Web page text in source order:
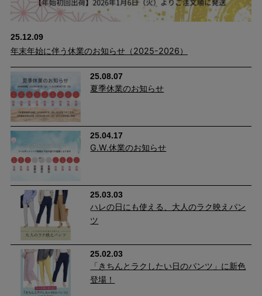
25.12.09
年末年始に伴う休業のお知らせ（2025-2026）
25.08.07
夏季休業のお知らせ
25.04.17
G.W.休業のお知らせ
25.03.03
ハレの日にも使える、大人のラク映えパン
ツ
25.02.03
「きちんとラクしたい日のパンツ」に新色
登場！